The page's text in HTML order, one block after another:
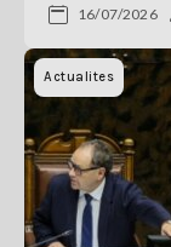
16/07/2026
Actualites